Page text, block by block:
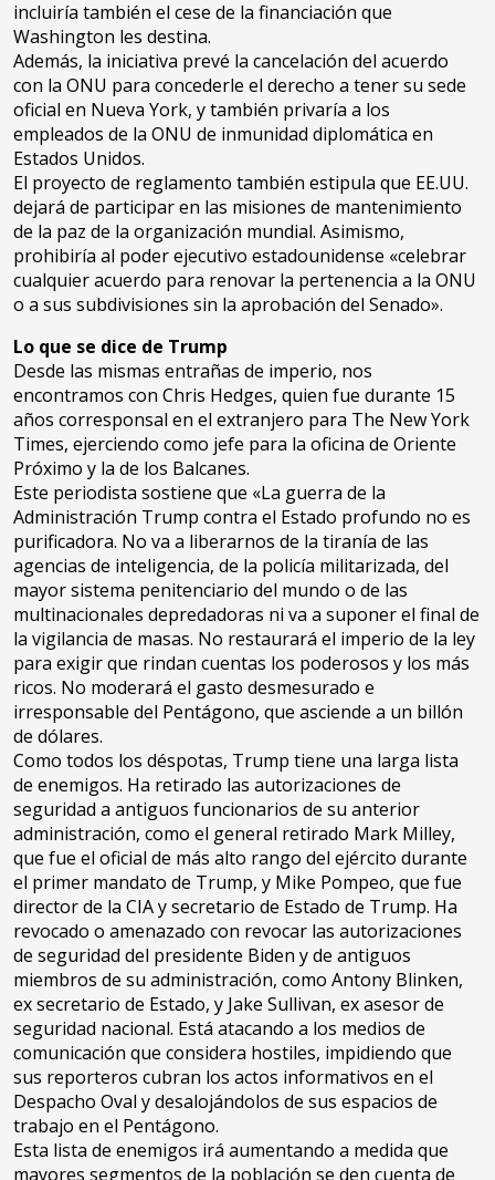
incluiría también el cese de la financiación que
Washington les destina.
Además, la iniciativa prevé la cancelación del acuerdo
con la ONU para concederle el derecho a tener su sede
oficial en Nueva York, y también privaría a los
empleados de la ONU de inmunidad diplomática en
Estados Unidos.
El proyecto de reglamento también estipula que EE.UU.
dejará de participar en las misiones de mantenimiento
de la paz de la organización mundial. Asimismo,
prohibiría al poder ejecutivo estadounidense «celebrar
cualquier acuerdo para renovar la pertenencia a la ONU
o a sus subdivisiones sin la aprobación del Senado».
Lo que se dice de Trump
Desde las mismas entrañas de imperio, nos
encontramos con Chris Hedges, quien fue durante 15
años corresponsal en el extranjero para The New York
Times, ejerciendo como jefe para la oficina de Oriente
Próximo y la de los Balcanes.
Este periodista sostiene que «La guerra de la
Administración Trump contra el Estado profundo no es
purificadora. No va a liberarnos de la tiranía de las
agencias de inteligencia, de la policía militarizada, del
mayor sistema penitenciario del mundo o de las
multinacionales depredadoras ni va a suponer el final de
la vigilancia de masas. No restaurará el imperio de la ley
para exigir que rindan cuentas los poderosos y los más
ricos. No moderará el gasto desmesurado e
irresponsable del Pentágono, que asciende a un billón
de dólares.
Como todos los déspotas, Trump tiene una larga lista
de enemigos. Ha retirado las autorizaciones de
seguridad a antiguos funcionarios de su anterior
administración, como el general retirado Mark Milley,
que fue el oficial de más alto rango del ejército durante
el primer mandato de Trump, y Mike Pompeo, que fue
director de la CIA y secretario de Estado de Trump. Ha
revocado o amenazado con revocar las autorizaciones
de seguridad del presidente Biden y de antiguos
miembros de su administración, como Antony Blinken,
ex secretario de Estado, y Jake Sullivan, ex asesor de
seguridad nacional. Está atacando a los medios de
comunicación que considera hostiles, impidiendo que
sus reporteros cubran los actos informativos en el
Despacho Oval y desalojándolos de sus espacios de
trabajo en el Pentágono.
Esta lista de enemigos irá aumentando a medida que
mayores segmentos de la población se den cuenta de